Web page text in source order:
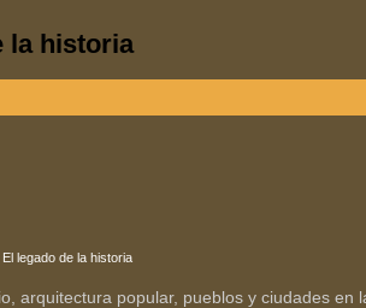
la historia
El legado de la historia
arquitectura popular, pueblos y ciudades